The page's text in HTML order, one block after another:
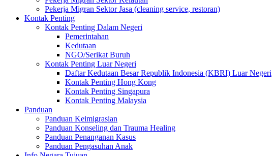
Pekerja Migran Sektor Jasa (cleaning service, restoran)
Kontak Penting
Kontak Penting Dalam Negeri
Pemerintahan
Kedutaan
NGO/Serikat Buruh
Kontak Penting Luar Negeri
Daftar Kedutaan Besar Republik Indonesia (KBRI) Luar Negeri
Kontak Penting Hong Kong
Kontak Penting Singapura
Kontak Penting Malaysia
Panduan
Panduan Keimigrasian
Panduan Konseling dan Trauma Healing
Panduan Penanganan Kasus
Panduan Pengasuhan Anak